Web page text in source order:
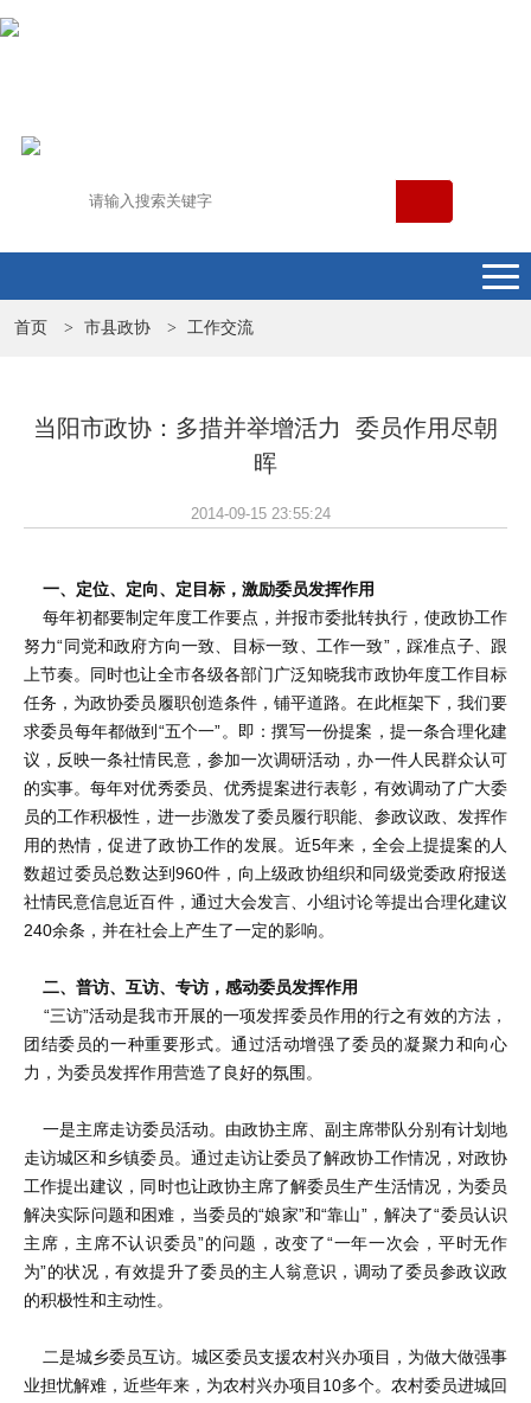
首页 > 市县政协 > 工作交流
当阳市政协：多措并举增活力 委员作用尽朝
晖
2014-09-15 23:55:24
一、定位、定向、定目标，激励委员发挥作用
每年初都要制定年度工作要点，并报市委批转执行，使政协工作
努力“同党和政府方向一致、目标一致、工作一致”，踩准点子、跟
上节奏。同时也让全市各级各部门广泛知晓我市政协年度工作目标
任务，为政协委员履职创造条件，铺平道路。在此框架下，我们要
求委员每年都做到“五个一”。即：撰写一份提案，提一条合理化建
议，反映一条社情民意，参加一次调研活动，办一件人民群众认可
的实事。每年对优秀委员、优秀提案进行表彰，有效调动了广大委
员的工作积极性，进一步激发了委员履行职能、参政议政、发挥作
用的热情，促进了政协工作的发展。近5年来，全会上提提案的人
数超过委员总数达到960件，向上级政协组织和同级党委政府报送
社情民意信息近百件，通过大会发言、小组讨论等提出合理化建议
240余条，并在社会上产生了一定的影响。
二、普访、互访、专访，感动委员发挥作用
“三访”活动是我市开展的一项发挥委员作用的行之有效的方法，
团结委员的一种重要形式。通过活动增强了委员的凝聚力和向心
力，为委员发挥作用营造了良好的氛围。
一是主席走访委员活动。由政协主席、副主席带队分别有计划地
走访城区和乡镇委员。通过走访让委员了解政协工作情况，对政协
工作提出建议，同时也让政协主席了解委员生产生活情况，为委员
解决实际问题和困难，当委员的“娘家”和“靠山”，解决了“委员认识
主席，主席不认识委员”的问题，改变了“一年一次会，平时无作
为”的状况，有效提升了委员的主人翁意识，调动了委员参政议政
的积极性和主动性。
二是城乡委员互访。城区委员支援农村兴办项目，为做大做强事
业担忧解难，近些年来，为农村兴办项目10多个。农村委员进城回